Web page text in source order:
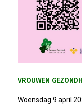
VROUWEN
Woensdag 9 april